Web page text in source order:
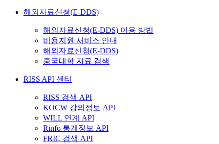
해외자료신청(E-DDS)
해외자료신청(E-DDS) 이용 방법
비용지원 서비스 안내
해외자료신청(E-DDS)
중국대학 자료 검색
RISS API 센터
RISS 검색 API
KOCW 강의정보 API
WILL 연계 API
Rinfo 통계정보 API
FRIC 검색 API